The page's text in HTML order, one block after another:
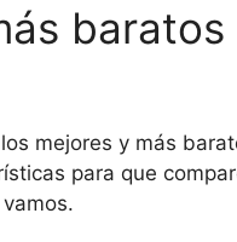
mejores y más
para que